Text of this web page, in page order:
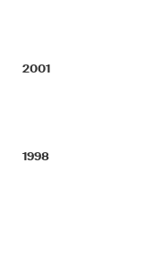
2001
1998